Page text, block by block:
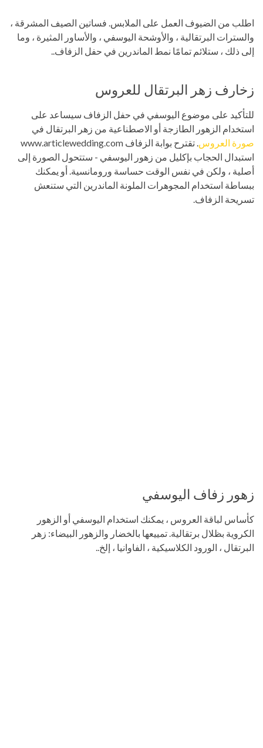
اطلب من الضيوف العمل على الملابس. فساتين الصيف المشرقة ،
والسترات البرتقالية ، والأوشحة اليوسفي ، والأساور المثيرة ، وما
إلى ذلك ، ستلائم تمامًا نمط الماندرين في حفل الزفاف..
زخارف زهر البرتقال للعروس
للتأكيد على موضوع اليوسفي في حفل الزفاف سيساعد على
استخدام الزهور الطازجة أو الاصطناعية من زهر البرتقال في
صورة العروس
. تقترح بوابة الزفاف www.articlewedding.com
استبدال الحجاب بإكليل من زهور اليوسفي - ستتحول الصورة إلى
أصلية ، ولكن في نفس الوقت حساسة ورومانسية. أو يمكنك
ببساطة استخدام المجوهرات الملونة الماندرين التي ستنعش
تسريحة الزفاف.
زهور زفاف اليوسفي
كأساس لباقة العروس ، يمكنك استخدام اليوسفي أو الزهور
الكروية بظلال برتقالية. تمييعها بالخضار والزهور البيضاء: زهر
البرتقال ، الورود الكلاسيكية ، الفاوانيا ، إلخ..